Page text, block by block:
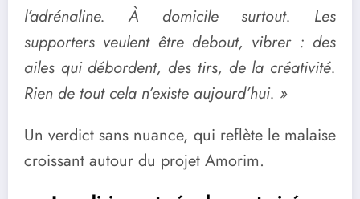
l’adrénaline. À domicile surtout. Les
supporters veulent être debout, vibrer : des
ailes qui débordent, des tirs, de la créativité.
Rien de tout cela n’existe aujourd’hui. »
Un verdict sans nuance, qui reflète le malaise
croissant autour du projet Amorim.